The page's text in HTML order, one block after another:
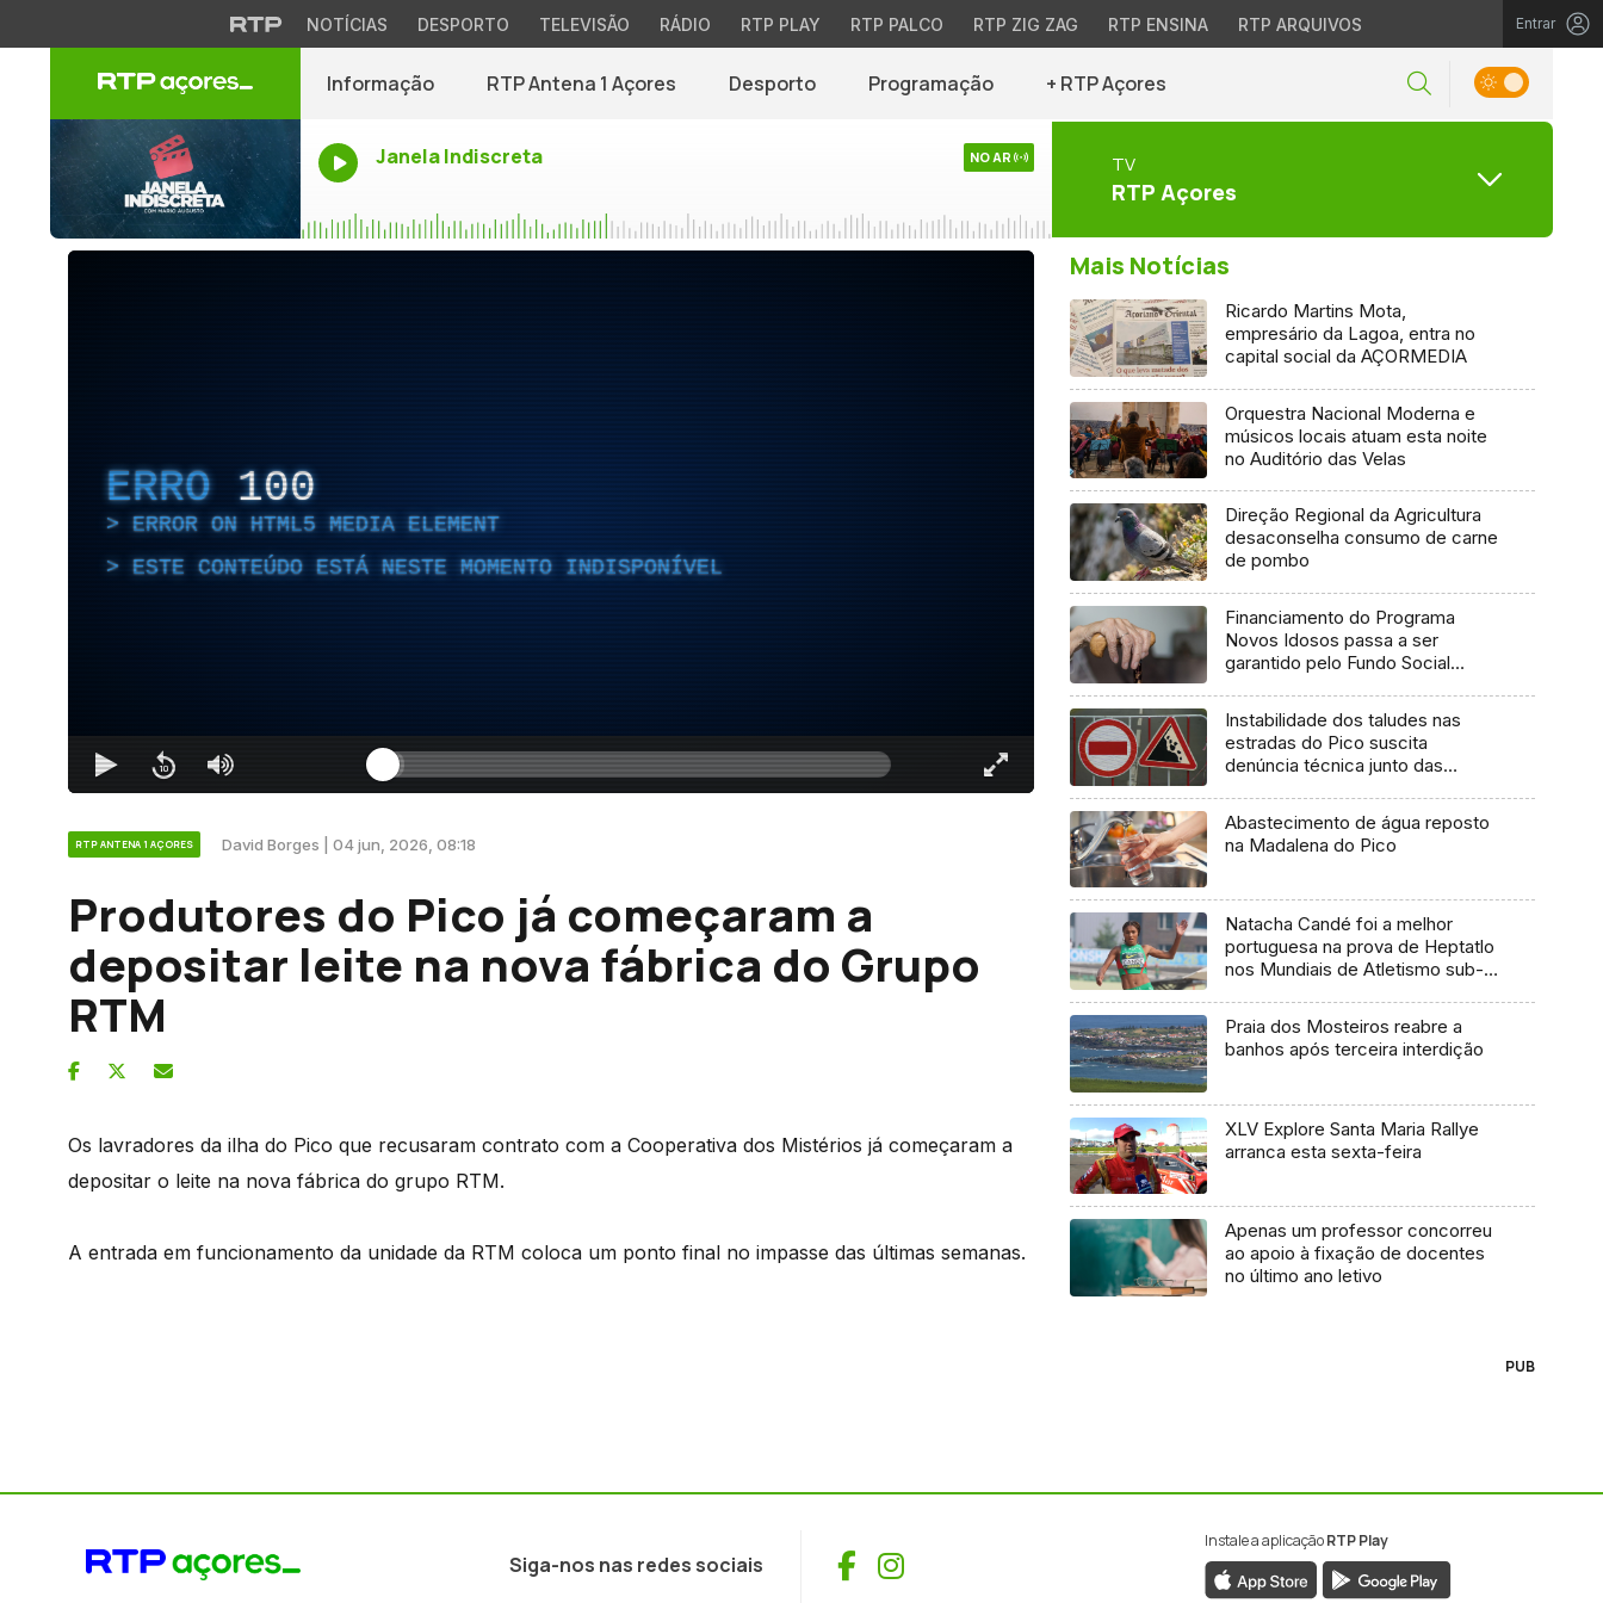
NOTÍCIAS DESPORTO TELEVISÃO RÁDIO RTP PLAY RTP PALCO RTP ZIG ZAG RTP ENSINA RTP ARQUIVOS Entrar
Informação RTP Antena 1 Açores Desporto Programação + RTP Açores
Janela Indiscreta NO AR TV
RTP Açores
ERRO 100
ERROR ON HTML5 MEDIA ELEMENT
ESTE CONTEÚDO ESTÁ NESTE MOMENTO INDISPONÍVEL
RTP ANTENA 1 AÇORES David Borges | 04 jun, 2026, 08:18
Produtores do Pico já começaram a
depositar leite na nova fábrica do Grupo
RTM
Os lavradores da ilha do Pico que recusaram contrato com a Cooperativa dos Mistérios já começaram a
depositar o leite na nova fábrica do grupo RTM.
A entrada em funcionamento da unidade da RTM coloca um ponto final no impasse das últimas semanas.
Mais Notícias
Ricardo Martins Mota,
empresário da Lagoa, entra no
capital social da AÇORMEDIA
Orquestra Nacional Moderna e
músicos locais atuam esta noite
no Auditório das Velas
Direção Regional da Agricultura
desaconselha consumo de carne
de pombo
Financiamento do Programa
Novos Idosos passa a ser
garantido pelo Fundo Social
Instabilidade dos taludes nas
estradas do Pico suscita
denúncia técnica junto das
Abastecimento de água reposto
na Madalena do Pico
Natacha Candé foi a melhor
portuguesa na prova de Heptatlo
nos Mundiais de Atletismo sub-
Praia dos Mosteiros reabre a
banhos após terceira interdição
XLV Explore Santa Maria Rallye
arranca esta sexta-feira
Apenas um professor concorreu
ao apoio à fixação de docentes
no último ano letivo
PUB
Siga-nos nas redes sociais Facebook
Instagram
Instale a aplicaçãoRTP Play